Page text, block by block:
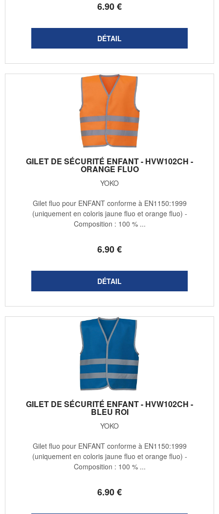
6.90€
GILET DE SÉCURITÉ ENFANT - HVW102CH -
ORANGE FLUO
YOKO
6.90€
Gilet fluo pour ENFANT conforme à EN1150:1999
(uniquement en coloris jaune fluo et orange fluo) -
Composition : 100 % ...
GILET DE SÉCURITÉ ENFANT - HVW102CH -
BLEU ROI
YOKO
6.90€
Gilet fluo pour ENFANT conforme à EN1150:1999
(uniquement en coloris jaune fluo et orange fluo) -
Composition : 100 % ...